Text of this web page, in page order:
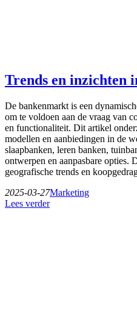
Trends en inzichten
De bankenmarkt is een
om te voldoen aan de vraag van
en functionaliteit. Dit artikel
modellen en aanbiedingen in de
slaapbanken, leren banken,
ontwerpen en aanpasbare opties.
geografische trends en
2025-03-27Marketing
Lees verder